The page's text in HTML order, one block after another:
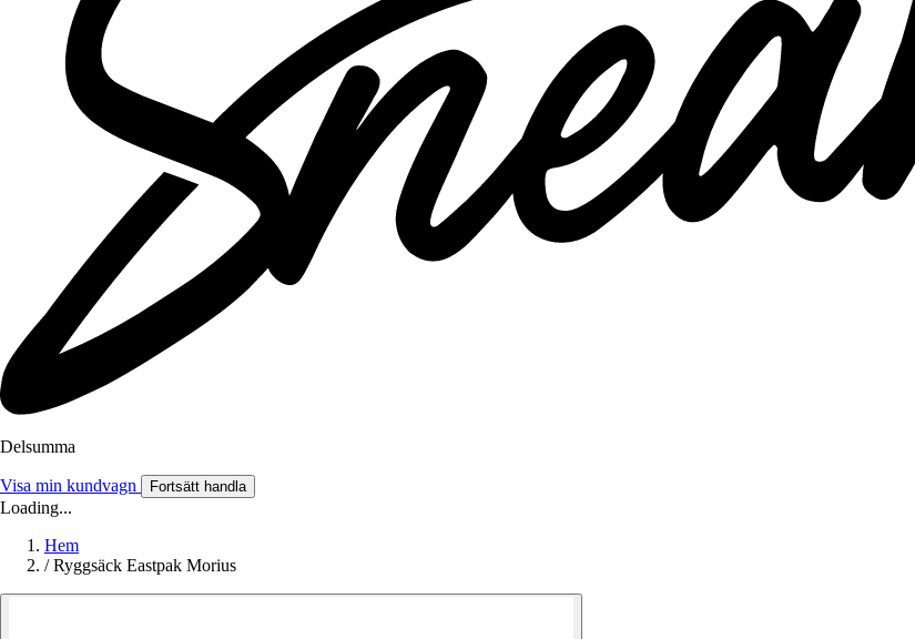
Delsumma
Visa min kundvagn Fortsätt handla
Loading...
Hem
/ Ryggsäck Eastpak Morius